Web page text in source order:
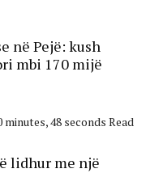
në Pejë: kush
mbi 170 mijë
minutes, 48 seconds Read
lidhur me një